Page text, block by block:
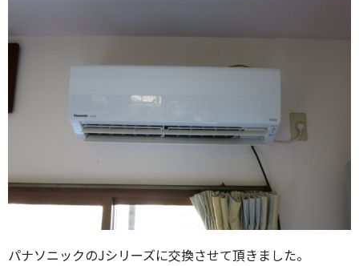
パナソニックのJシリーズに交換させて頂きました。